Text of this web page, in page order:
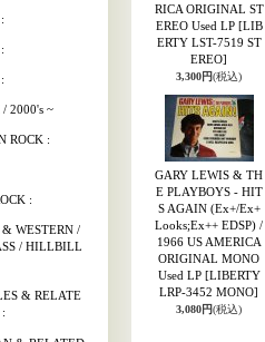
/ 2000's ~
ROCK :
:
WESTERN /
/ HILLBILL
& RELATE
RICA ORIGINAL ST
EREO Used LP [LIB
ERTY LST-7519 ST
EREO]
3,300円(税込)
GARY LEWIS & TH
E PLAYBOYS - HIT
S AGAIN (Ex+/Ex+
Looks;Ex++ EDSP) /
1966 US AMERICA
ORIGINAL MONO
Used LP [LIBERTY
LRP-3452 MONO]
3,080円(税込)